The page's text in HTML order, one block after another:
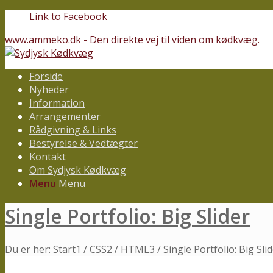
Link to Facebook
www.ammeko.dk - Den direkte vej til viden om kødkvæg.
Forside
Nyheder
Information
Arrangementer
Rådgivning & Links
Bestyrelse & Vedtægter
Kontakt
Om Sydjysk Kødkvæg
Menu Menu
Single Portfolio: Big Slider
Du er her: Start1 /CSS2 / HTML3 /Single Portfolio: Big